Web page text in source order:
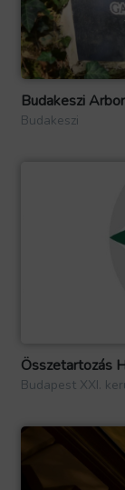
Budakeszi
Budakeszi
Összetartozás
Budapest XXI.